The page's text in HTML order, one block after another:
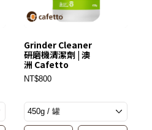
Grinder Cleaner
研磨機清潔劑 | 澳
洲 Cafetto
NT$800